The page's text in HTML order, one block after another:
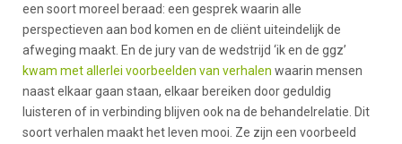
een soort moreel beraad: een gesprek waarin alle
perspectieven aan bod komen en de cliënt uiteindelijk de
afweging maakt. En de jury van de wedstrijd ‘ik en de ggz’
kwam met allerlei voorbeelden van verhalen waarin mensen
naast elkaar gaan staan, elkaar bereiken door geduldig
luisteren of in verbinding blijven ook na de behandelrelatie. Dit
soort verhalen maakt het leven mooi. Ze zijn een voorbeeld